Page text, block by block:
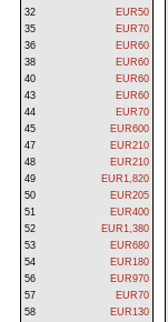
32
EUR50
35
EUR70
36
EUR60
38
EUR60
40
EUR60
43
EUR60
44
EUR70
45
EUR600
47
EUR210
48
EUR210
49
EUR1,820
50
EUR205
51
EUR400
52
EUR1,380
53
EUR680
54
EUR180
56
EUR970
57
EUR70
58
EUR130